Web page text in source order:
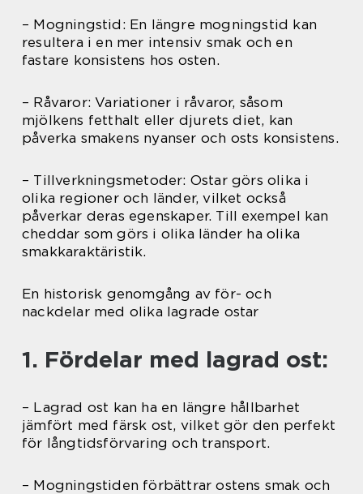
– Mogningstid: En längre mogningstid kan
resultera i en mer intensiv smak och en
fastare konsistens hos osten.
– Råvaror: Variationer i råvaror, såsom
mjölkens fetthalt eller djurets diet, kan
påverka smakens nyanser och osts konsistens.
– Tillverkningsmetoder: Ostar görs olika i
olika regioner och länder, vilket också
påverkar deras egenskaper. Till exempel kan
cheddar som görs i olika länder ha olika
smakkaraktäristik.
En historisk genomgång av för- och
nackdelar med olika lagrade ostar
1. Fördelar med lagrad ost:
– Lagrad ost kan ha en längre hållbarhet
jämfört med färsk ost, vilket gör den perfekt
för långtidsförvaring och transport.
– Mogningstiden förbättrar ostens smak och